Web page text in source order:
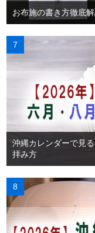
お布施の書き方徹底
沖縄カレンダーで見
拝み方